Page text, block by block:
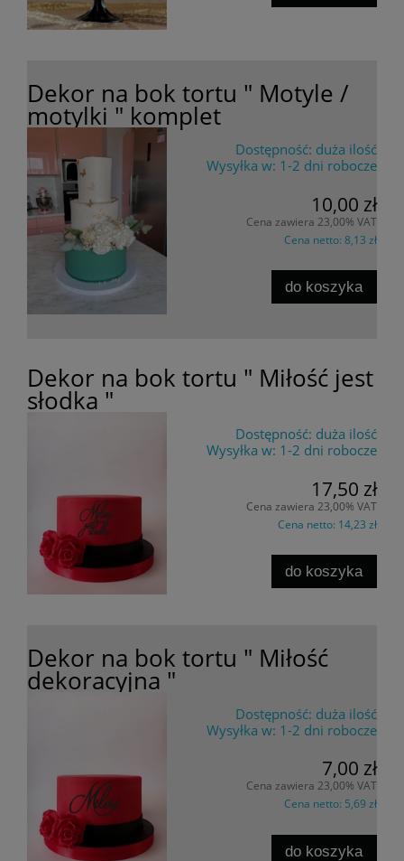
Dekor na bok tortu " Motyle /
motylki " komplet
Dostępność: duża ilość
Wysyłka w: 1-2 dni robocze
10,00 zł
Cena zawiera 23,00% VAT
Cena netto: 8,13 zł
do koszyka
Dekor na bok tortu " Miłość jest
słodka "
Dostępność: duża ilość
Wysyłka w: 1-2 dni robocze
17,50 zł
Cena zawiera 23,00% VAT
Cena netto: 14,23 zł
do koszyka
Dekor na bok tortu " Miłość
dekoracyjna "
Dostępność: duża ilość
Wysyłka w: 1-2 dni robocze
7,00 zł
Cena zawiera 23,00% VAT
Cena netto: 5,69 zł
do koszyka